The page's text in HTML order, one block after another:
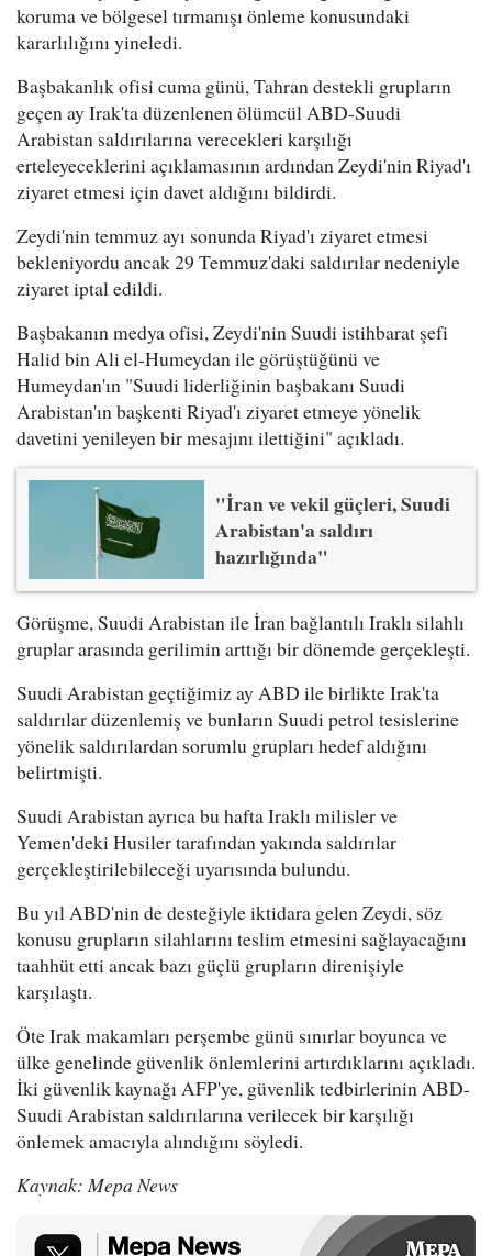
koruma ve bölgesel tırmanışı önleme konusundaki
kararlılığını yineledi.
Başbakanlık ofisi cuma günü, Tahran destekli grupların
geçen ay Irak'ta düzenlenen ölümcül ABD-Suudi
Arabistan saldırılarına verecekleri karşılığı
erteleyeceklerini açıklamasının ardından Zeydi'nin Riyad'ı
ziyaret etmesi için davet aldığını bildirdi.
Zeydi'nin temmuz ayı sonunda Riyad'ı ziyaret etmesi
bekleniyordu ancak 29 Temmuz'daki saldırılar nedeniyle
ziyaret iptal edildi.
Başbakanın medya ofisi, Zeydi'nin Suudi istihbarat şefi
Halid bin Ali el-Humeydan ile görüştüğünü ve
Humeydan'ın "Suudi liderliğinin başbakanı Suudi
Arabistan'ın başkenti Riyad'ı ziyaret etmeye yönelik
davetini yenileyen bir mesajını ilettiğini" açıkladı.
"İran ve vekil güçleri, Suudi
Arabistan'a saldırı
hazırlığında"
Görüşme, Suudi Arabistan ile İran bağlantılı Iraklı silahlı
gruplar arasında gerilimin arttığı bir dönemde gerçekleşti.
Suudi Arabistan geçtiğimiz ay ABD ile birlikte Irak'ta
saldırılar düzenlemiş ve bunların Suudi petrol tesislerine
yönelik saldırılardan sorumlu grupları hedef aldığını
belirtmişti.
Suudi Arabistan ayrıca bu hafta Iraklı milisler ve
Yemen'deki Husiler tarafından yakında saldırılar
gerçekleştirilebileceği uyarısında bulundu.
Bu yıl ABD'nin de desteğiyle iktidara gelen Zeydi, söz
konusu grupların silahlarını teslim etmesini sağlayacağını
taahhüt etti ancak bazı güçlü grupların direnişiyle
karşılaştı.
Öte Irak makamları perşembe günü sınırlar boyunca ve
ülke genelinde güvenlik önlemlerini artırdıklarını açıkladı.
İki güvenlik kaynağı AFP'ye, güvenlik tedbirlerinin ABD-
Suudi Arabistan saldırılarına verilecek bir karşılığı
önlemek amacıyla alındığını söyledi.
Kaynak: Mepa News